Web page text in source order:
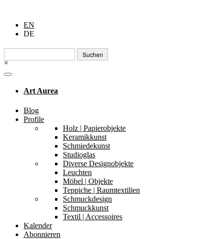
EN
DE
Suchen
nach:
×
Art Aurea
Blog
Profile
Holz | Papierobjekte
Keramikkunst
Schmiedekunst
Studioglas
Diverse Designobjekte
Leuchten
Möbel | Objekte
Teppiche | Raumtextilien
Schmuckdesign
Schmuckkunst
Textil | Accessoires
Kalender
Abonnieren